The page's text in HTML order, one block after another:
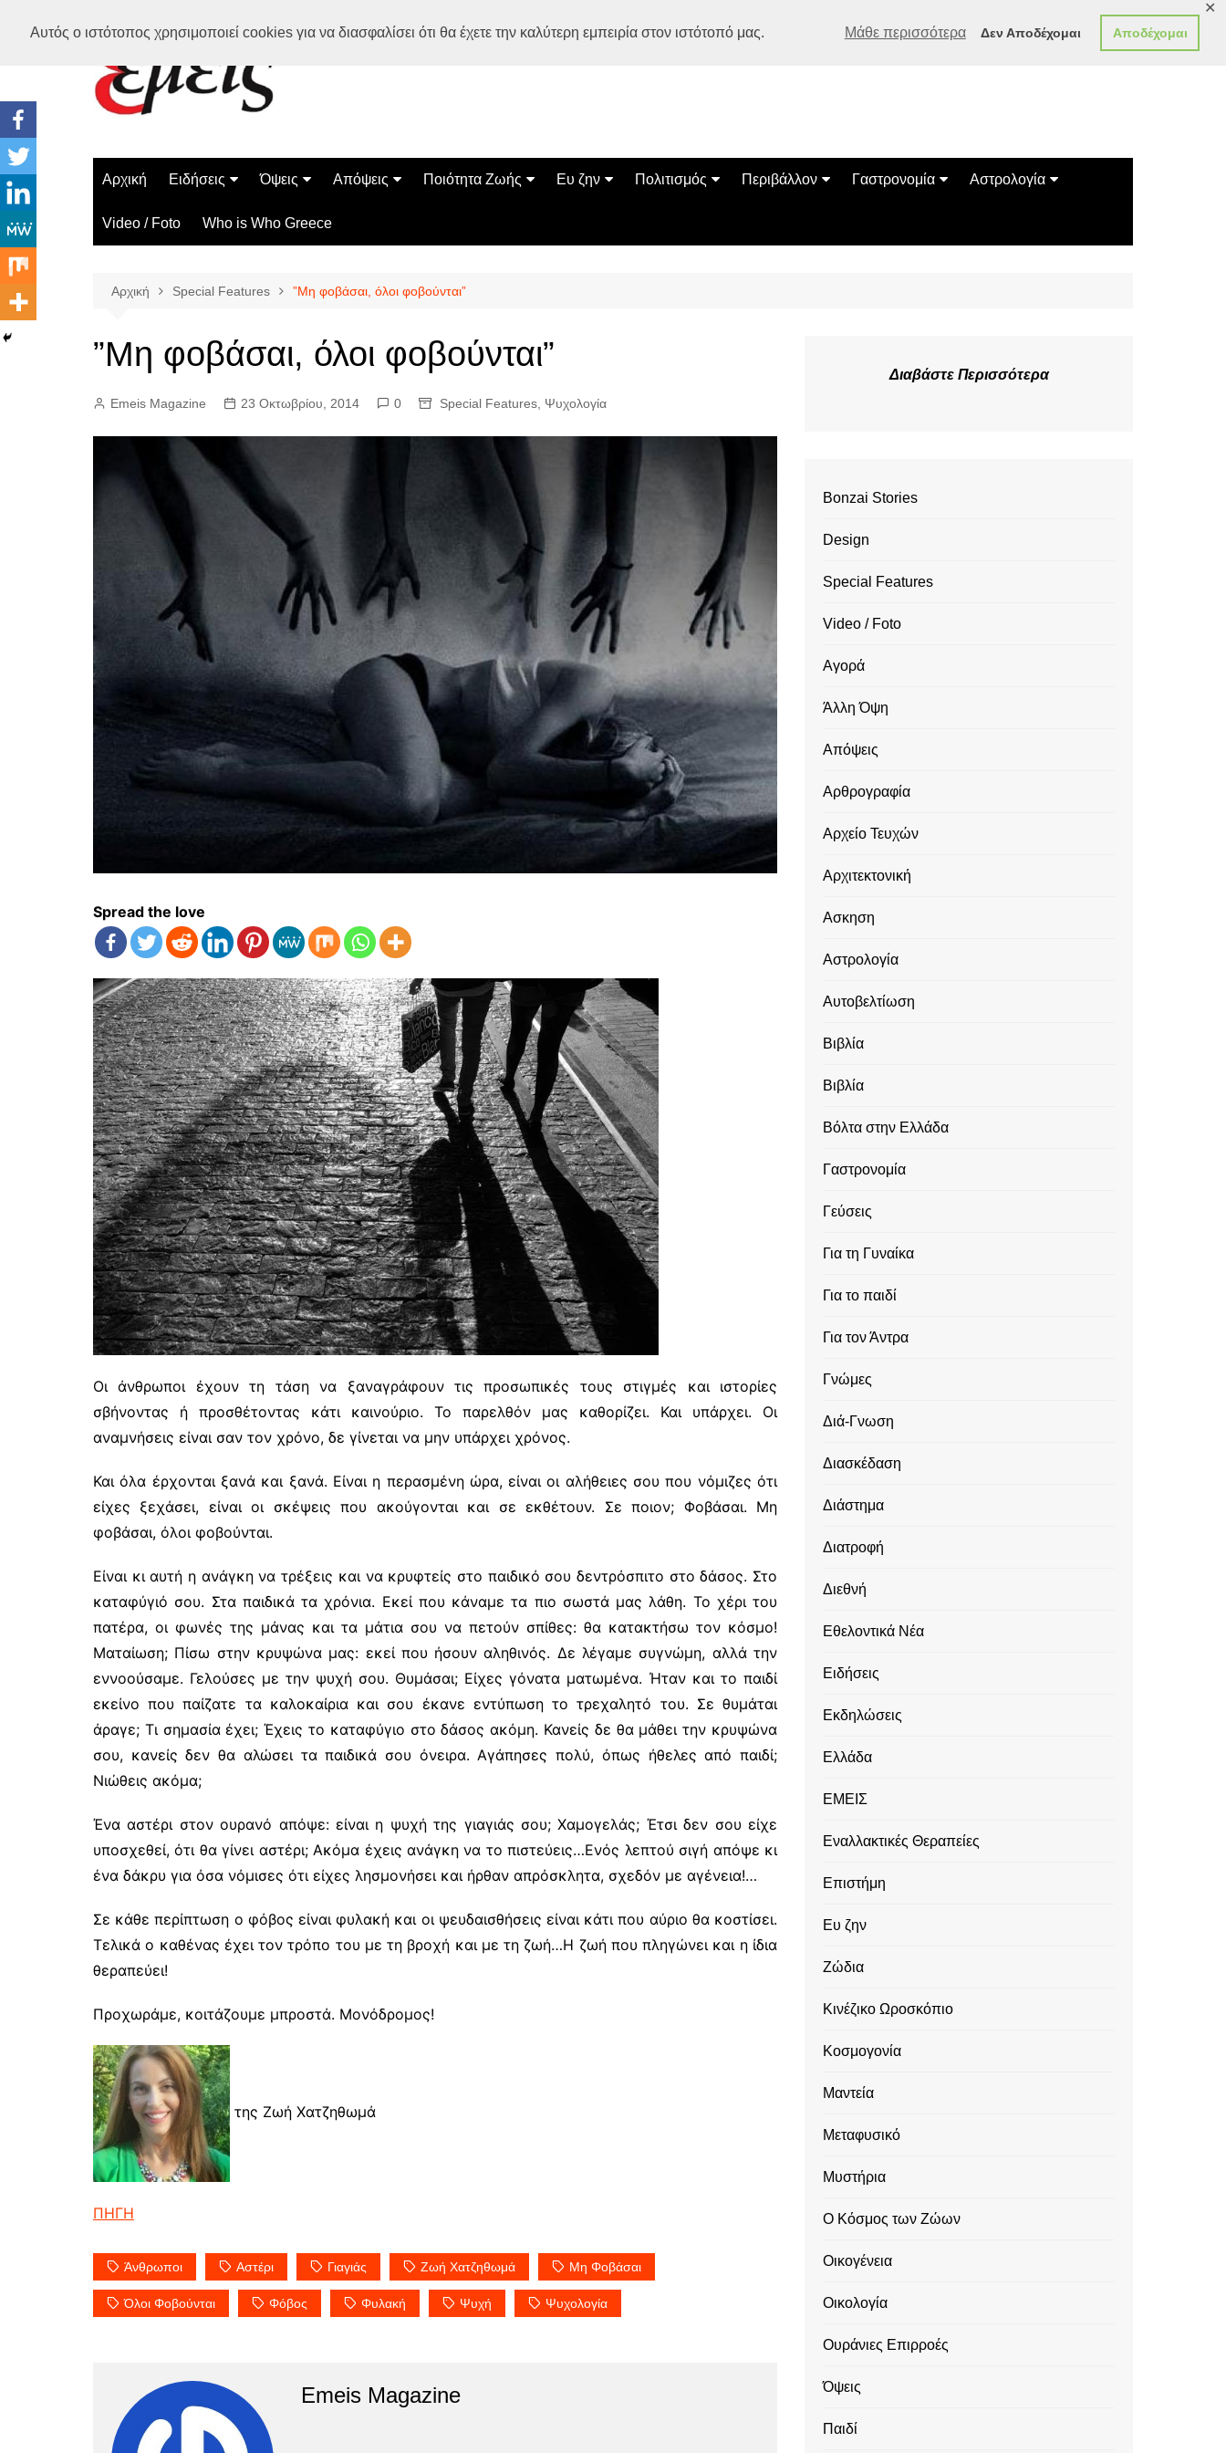
Αυτός ο ιστότοπος χρησιμοποιεί cookies για να διασφαλίσει ότι θα έχετε την καλύτερη εμπειρία στον ιστότοπό μας. Μάθε περισσότερα Δεν Αποδέχομαι Αποδέχομαι
✕
Αρχική Ειδήσεις
Ελλάδα
Διεθνή
Όψεις
Διάστημα
Επιστήμη
Απόψεις
Αρθρογραφία
Ποιότητα Ζωής
Ασκηση
Ευ ζην
Αυτοβελτίωση
Πολιτισμός
Εκδηλώσεις
Περιβάλλον
Οικολογία
Γαστρονομία
Συνταγές
Αστρολογία
Κινέζικο Ωροσκόπιο
Video / Foto Who is Who Greece
Αρχική Special Features ”Μη φοβάσαι, όλοι φοβούνται”
”Μη φοβάσαι, όλοι φοβούνται”
Emeis Magazine 23 Οκτωβρίου, 2014 0 Special Features Ψυχολογία
Spread the love
Οι άνθρωποι έχουν τη τάση να ξαναγράφουν τις προσωπικές τους στιγμές και ιστορίες
σβήνοντας ή προσθέτοντας κάτι καινούριο. Το παρελθόν μας καθορίζει. Και υπάρχει. Οι
αναμνήσεις είναι σαν τον χρόνο, δε γίνεται να μην υπάρχει χρόνος.
Και όλα έρχονται ξανά και ξανά. Είναι η περασμένη ώρα, είναι οι αλήθειες σου που νόμιζες ότι
είχες ξεχάσει, είναι οι σκέψεις που ακούγονται και σε εκθέτουν. Σε ποιον; Φοβάσαι. Μη
φοβάσαι, όλοι φοβούνται.
Είναι κι αυτή η ανάγκη να τρέξεις και να κρυφτείς στο παιδικό σου δεντρόσπιτο στο δάσος. Στο
καταφύγιό σου. Στα παιδικά τα χρόνια. Εκεί που κάναμε τα πιο σωστά μας λάθη. Το χέρι του
πατέρα, οι φωνές της μάνας και τα μάτια σου να πετούν σπίθες: θα κατακτήσω τον κόσμο!
Ματαίωση; Πίσω στην κρυψώνα μας: εκεί που ήσουν αληθινός. Δε λέγαμε συγνώμη, αλλά την
εννοούσαμε. Γελούσες με την ψυχή σου. Θυμάσαι; Είχες γόνατα ματωμένα. Ήταν και το παιδί
εκείνο που παίζατε τα καλοκαίρια και σου έκανε εντύπωση το τρεχαλητό του. Σε θυμάται
άραγε; Τι σημασία έχει; Έχεις το καταφύγιο στο δάσος ακόμη. Κανείς δε θα μάθει την κρυψώνα
σου, κανείς δεν θα αλώσει τα παιδικά σου όνειρα. Αγάπησες πολύ, όπως ήθελες από παιδί;
Νιώθεις ακόμα;
Ένα αστέρι στον ουρανό απόψε: είναι η ψυχή της γιαγιάς σου; Χαμογελάς; Έτσι δεν σου είχε
υποσχεθεί, ότι θα γίνει αστέρι; Ακόμα έχεις ανάγκη να το πιστεύεις…Ενός λεπτού σιγή απόψε κι
ένα δάκρυ για όσα νόμισες ότι είχες λησμονήσει και ήρθαν απρόσκλητα, σχεδόν με αγένεια!…
Σε κάθε περίπτωση ο φόβος είναι φυλακή και οι ψευδαισθήσεις είναι κάτι που αύριο θα κοστίσει.
Τελικά ο καθένας έχει τον τρόπο του με τη βροχή και με τη ζωή…Η ζωή που πληγώνει και η ίδια
θεραπεύει!
Προχωράμε, κοιτάζουμε μπροστά. Μονόδρομος!
της Ζωή Χατζηθωμά
ΠΗΓΗ
Άνθρωποι Αστέρι Γιαγιάς Ζωή Χατζηθωμά Μη Φοβάσαι
Όλοι Φοβούνται Φόβος Φυλακή Ψυχή Ψυχολογία
Emeis Magazine
Διαβάστε Περισσότερα
Bonzai Stories
Design
Special Features
Video / Foto
Αγορά
Άλλη Όψη
Απόψεις
Αρθρογραφία
Αρχείο Τευχών
Αρχιτεκτονική
Ασκηση
Αστρολογία
Αυτοβελτίωση
Βιβλία
Βιβλία
Βόλτα στην Ελλάδα
Γαστρονομία
Γεύσεις
Για τη Γυναίκα
Για το παιδί
Για τον Άντρα
Γνώμες
Διά-Γνωση
Διασκέδαση
Διάστημα
Διατροφή
Διεθνή
Εθελοντικά Νέα
Ειδήσεις
Εκδηλώσεις
Ελλάδα
ΕΜΕΙΣ
Εναλλακτικές Θεραπείες
Επιστήμη
Ευ ζην
Ζώδια
Κινέζικο Ωροσκόπιο
Κοσμογονία
Μαντεία
Μεταφυσικό
Μυστήρια
Ο Κόσμος των Ζώων
Οικογένεια
Οικολογία
Ουράνιες Επιρροές
Όψεις
Παιδί